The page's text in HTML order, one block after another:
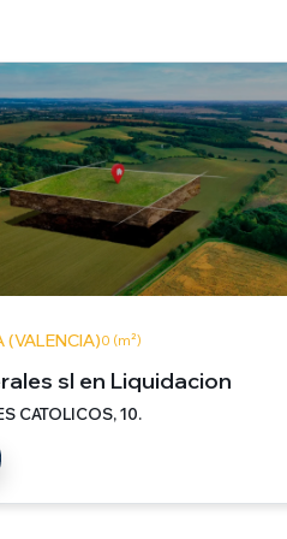
(VALENCIA)0 (m²)
sl en Liquidacion
CATOLICOS, 10.